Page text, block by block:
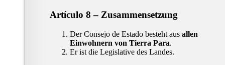
Artículo 8 – Zusammensetzung
Der Consejo de Estado besteht aus allen
Einwohnern von Tierra Para.
Er ist die Legislative des Landes.